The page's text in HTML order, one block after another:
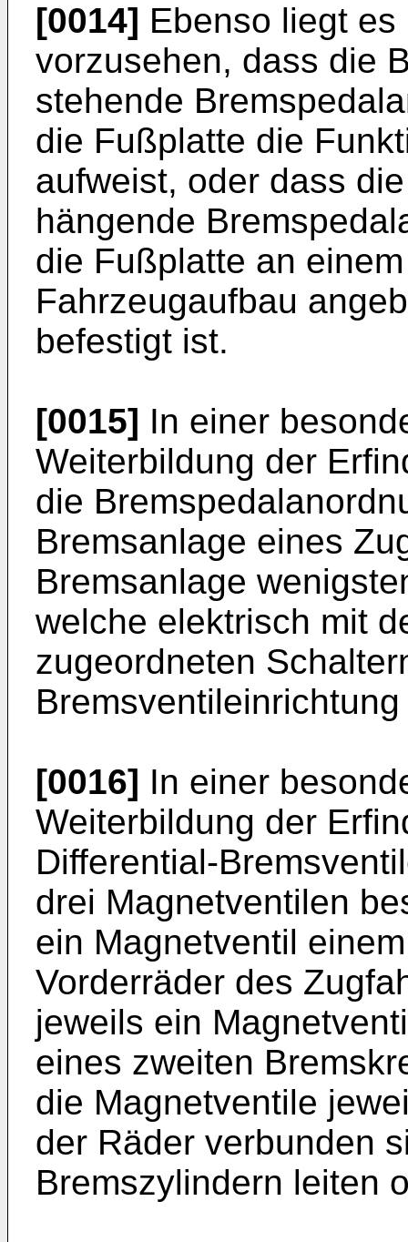
[0014] Ebenso liegt
vorzusehen, dass die
stehende
die Fußplatte die
aufweist, oder dass
hängende
die Fußplatte an
Fahrzeugaufbau
befestigt ist.
[0015] In einer
Weiterbildung der
die
Bremsanlage eines
Bremsanlage
welche elektrisch mit
zugeordneten
[0016] In einer
Weiterbildung der
Differential-
drei Magnetventilen
ein Magnetventil
Vorderräder des
jeweils ein
eines zweiten
die Magnetventile
der Räder verbunden
Bremszylindern leiten